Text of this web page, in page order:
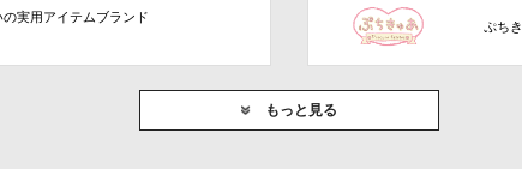
実用アイテムブランド
ぷち
もっと見る